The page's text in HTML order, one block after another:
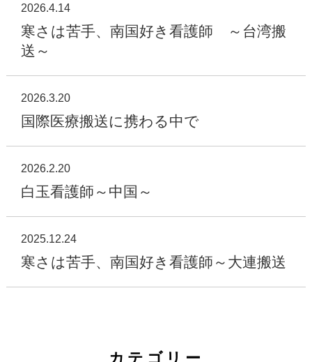
2026.4.14
寒さは苦手、南国好き看護師 ～台湾搬
送～
2026.3.20
国際医療搬送に携わる中で
2026.2.20
白玉看護師～中国～
2025.12.24
寒さは苦手、南国好き看護師～大連搬送
カテゴリー